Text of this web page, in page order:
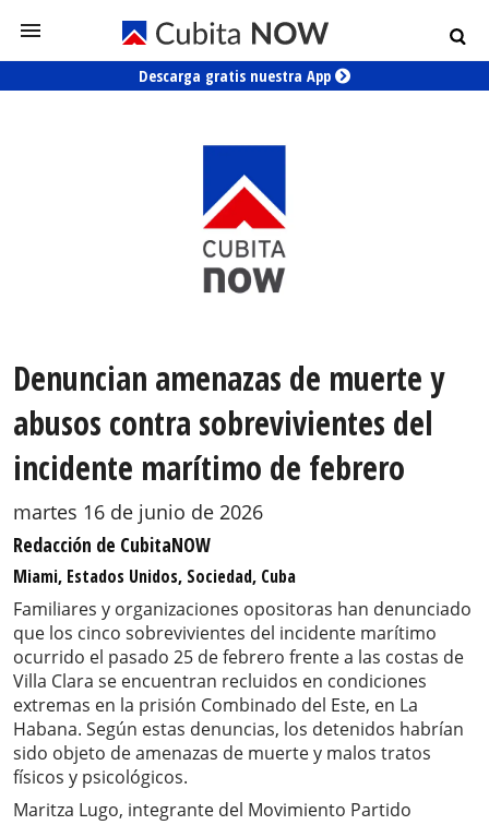
Descarga gratis nuestra App
Denuncian amenazas de muerte y
abusos contra sobrevivientes del
incidente marítimo de febrero
martes 16 de junio de 2026
Redacción de CubitaNOW
Miami, Estados Unidos, Sociedad, Cuba
Familiares y organizaciones opositoras han denunciado
que los cinco sobrevivientes del incidente marítimo
ocurrido el pasado 25 de febrero frente a las costas de
Villa Clara se encuentran recluidos en condiciones
extremas en la prisión Combinado del Este, en La
Habana. Según estas denuncias, los detenidos habrían
sido objeto de amenazas de muerte y malos tratos
físicos y psicológicos.
Maritza Lugo, integrante del Movimiento Partido